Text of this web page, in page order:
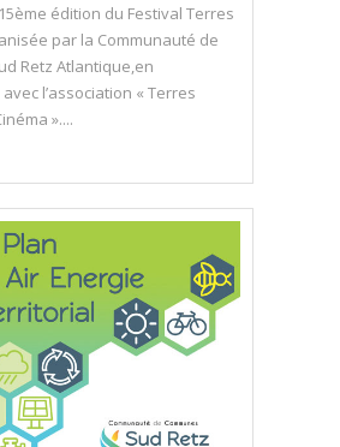
édition du Festival Terres
par la Communauté de
Retz Atlantique,en
l’association « Terres
»....